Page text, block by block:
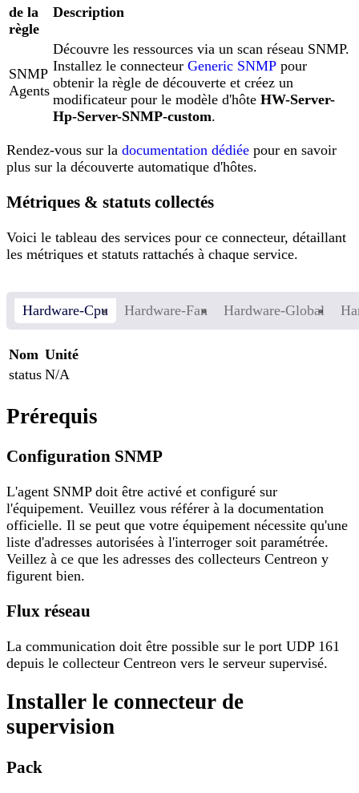
de la
règle
Description
SNMP
Agents
Découvre les ressources via un scan réseau SNMP.
Installez le connecteur Generic SNMP pour
obtenir la règle de découverte et créez un
modificateur pour le modèle d'hôte HW-Server-
Hp-Server-SNMP-custom.
Rendez-vous sur la documentation dédiée pour en savoir
plus sur la découverte automatique d'hôtes.
Métriques & statuts collectés
Voici le tableau des services pour ce connecteur, détaillant
les métriques et statuts rattachés à chaque service.
Hardware-Cpu Hardware-Fan Hardware-Global
Nom Unité
status N/A
Prérequis
Configuration SNMP
L'agent SNMP doit être activé et configuré sur
l'équipement. Veuillez vous référer à la documentation
officielle. Il se peut que votre équipement nécessite qu'une
liste d'adresses autorisées à l'interroger soit paramétrée.
Veillez à ce que les adresses des collecteurs Centreon y
figurent bien.
Flux réseau
La communication doit être possible sur le port UDP 161
depuis le collecteur Centreon vers le serveur supervisé.
Installer le connecteur de
supervision
Pack